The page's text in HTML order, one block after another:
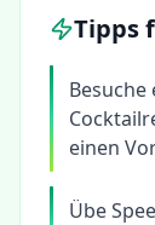
Tipps
einen
Übe